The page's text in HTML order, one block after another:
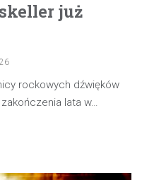
już
rockowych dźwięków
lata w…